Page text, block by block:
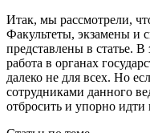
Итак, мы рассмотрели,
Факультеты, экзамены и
представлены в статье.
работа в органах
далеко не для всех. Но
сотрудниками данного
отбросить и упорно идти